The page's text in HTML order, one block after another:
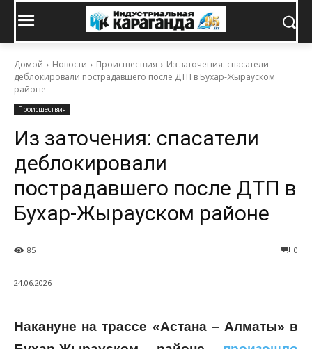
Домой Новости Происшествия
Из заточения: спасатели
деблокировали пострадавшего после ДТП в Бухар-Жырауском
районе
Происшествия
Из заточения: спасатели
деблокировали
пострадавшего после ДТП в
Бухар-Жырауском районе
0
85
24.06.2026
Накануне на трассе «Астана – Алматы» в